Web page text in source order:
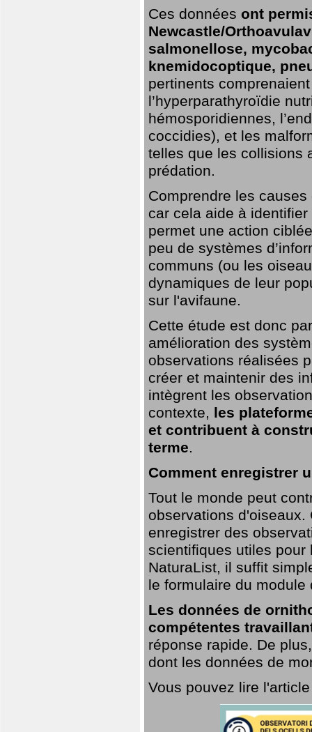
Ces données ont
Newcastle/
salmonellose,
knemidocoptique,
pertinents
l’hyperparathyroïdie
hémosporidiennes,
coccidies), et les
telles que les collisions
prédation.
Comprendre les
car cela aide à
permet une action
peu de systèmes
communs (ou les
dynamiques de leur
sur l'avifaune.
Cette étude est donc
amélioration des
observations réalisées
créer et maintenir des
intègrent les
contexte, les
et contribuent à
terme.
Comment enregistrer
Tout le monde peut
observations
enregistrer des
scientifiques utiles pour
NaturaList, il suffit
le formulaire du module
Les données de
compétentes
réponse rapide. De
dont les données de
Vous pouvez lire